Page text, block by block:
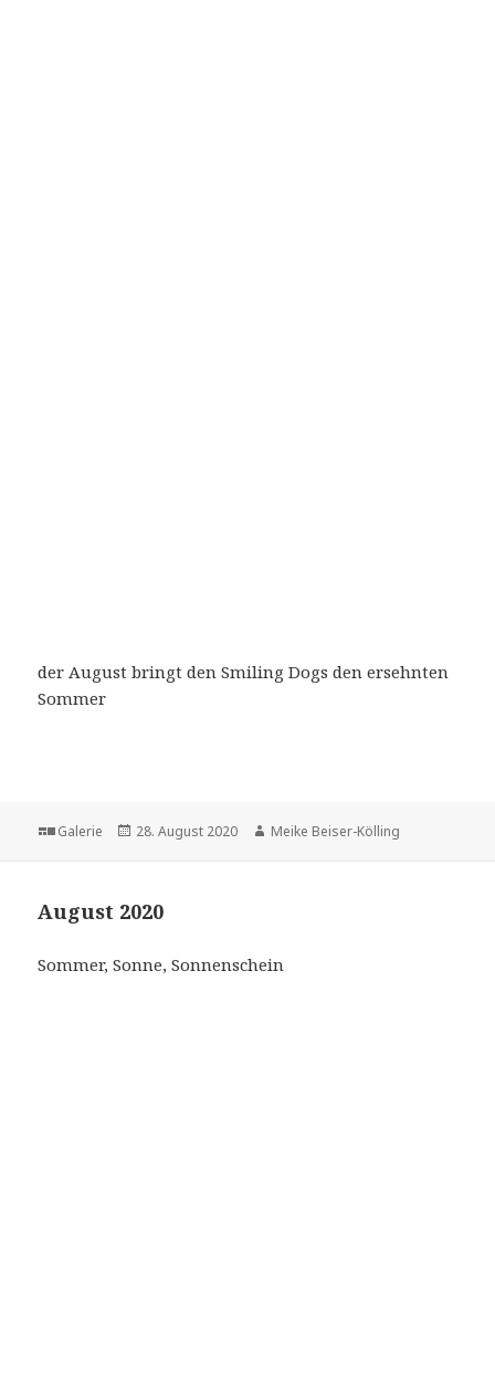
der August bringt den Smiling Dogs den ersehnten
Sommer
Format
Galerie
Veröffentlicht
28. August 2020 Autor
Meike Beiser-Kölling
August 2020
Sommer, Sonne, Sonnenschein